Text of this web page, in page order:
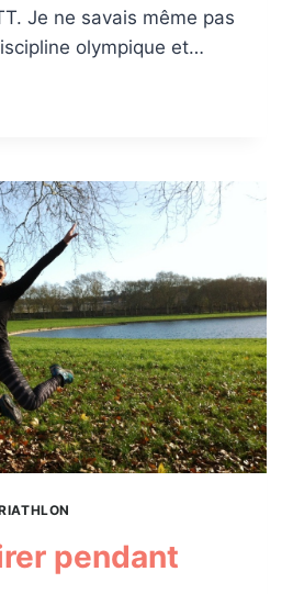
Je ne savais même pas
olympique et…
pendant